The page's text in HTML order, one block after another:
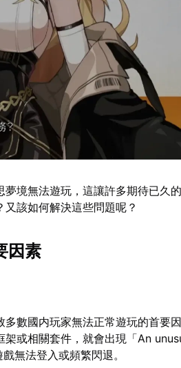
境無法遊玩，這讓許多期待已久
該如何解決這些問題呢？
因素
數國内玩家無法正常遊玩的首要
架或相關套件，就會出現「An
無法登入或頻繁閃退。